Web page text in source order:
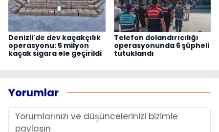
Denizli'de dev kaçakçılık
operasyonu: 5 milyon
kaçak sigara ele geçirildi
Telefon dolandırıcılığı
operasyonunda 6 şüpheli
tutuklandı
Yorumlar